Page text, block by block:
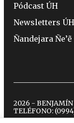
Pódcast ÚH
Newsletters ÚH
Ñandejara Ñe’ẽ
2026 -
TELÉFONO: